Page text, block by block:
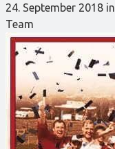
24. September 2018 in
Team